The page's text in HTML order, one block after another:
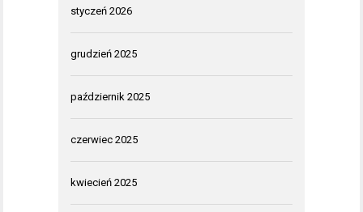
styczeń 2026
grudzień 2025
październik 2025
czerwiec 2025
kwiecień 2025